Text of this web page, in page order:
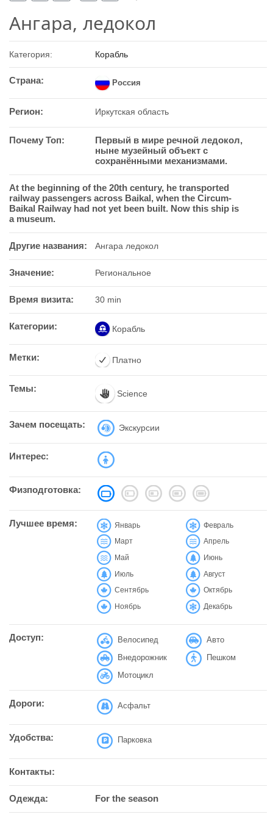
Ангара, ледокол
Категория: Корабль
Страна: Россия
Регион: Иркутская область
Почему Топ:
Первый в мире речной ледокол,
ныне музейный объект с
сохранёнными механизмами.
At the beginning of the 20th century, he transported
railway passengers across Baikal, when the Circum-
Baikal Railway had not yet been built. Now this ship is
a museum.
Другие названия: Ангара ледокол
Значение: Региональное
Время визита: 30 min
Категории: Корабль
Метки: Платно
Темы: Science
Зачем посещать: Экскурсии
Интерес:
Физподготовка:
Лучшее время: Январь Февраль
Март Апрель
Май Июнь
Июль Август
Сентябрь Октябрь
Ноябрь Декабрь
Доступ: Велосипед
Авто
Внедорожник
Пешком
Мотоцикл
Дороги: Асфальт
Удобства: Парковка
Контакты:
Одежда: For the season